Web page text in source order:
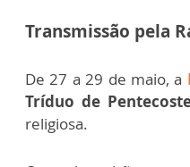
Transmissão pela
De 27 a 29 de maio, a
Tríduo de
religiosa.